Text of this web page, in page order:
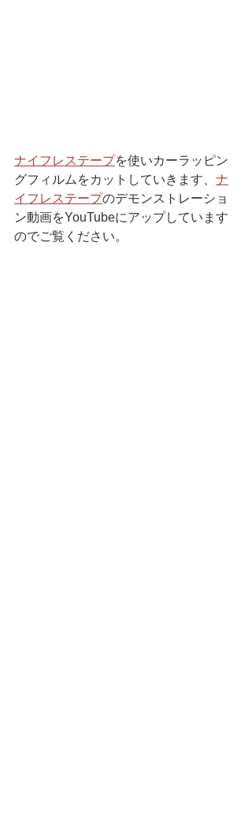
ナイフレステープを使いカーラッピン
グフィルムをカットしていきます、 ナ
イフレステープのデモンストレーショ
ン動画をYouTubeにアップしています
のでご覧ください。